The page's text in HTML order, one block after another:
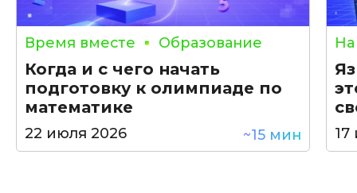
Время вместе Образование
Когда и с чего начать
подготовку к олимпиаде по
математике
22 июля 2026 ~15 мин 17